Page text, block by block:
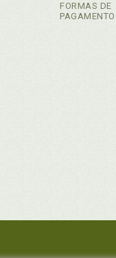
FORMAS DE
PAGAMENTO